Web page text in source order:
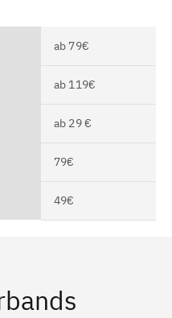
ab 79€
ab 119€
ab 29 €
79€
49€